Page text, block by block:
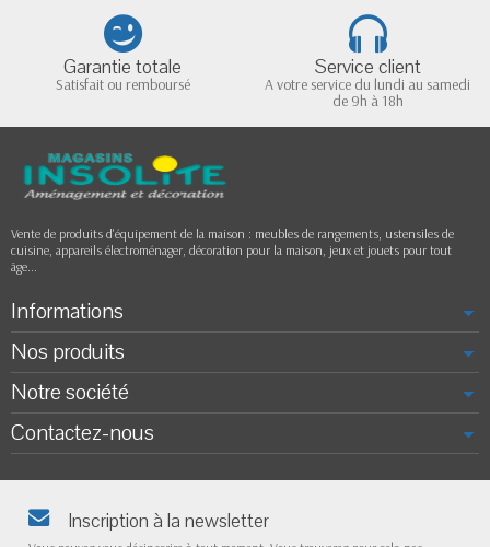
Garantie totale
Satisfait ou remboursé
Service client
A votre service du lundi au samedi
de 9h à 18h
Vente de produits d'équipement de la maison : meubles de rangements, ustensiles de
cuisine, appareils électroménager, décoration pour la maison, jeux et jouets pour tout
âge...
Informations
Nos produits
Notre société
Contactez-nous
Inscription à la newsletter